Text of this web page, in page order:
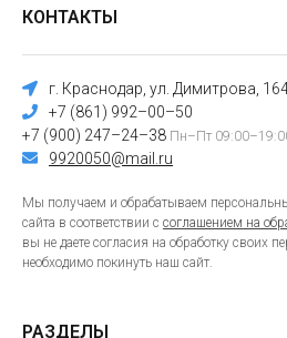
КОНТАКТЫ
г. Краснодар, ул. Димитрова,
+7 (861) 992–00–50
+7 (900) 247–24–38 Пн–Пт
9920050@mail.ru
Мы получаем и обрабатываем
сайта в соответствии с соглашением на
вы не даете согласия на обработку своих
необходимо покинуть наш сайт.
РАЗДЕЛЫ